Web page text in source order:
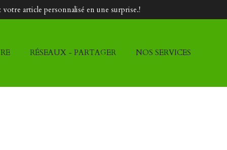
article personnalisé en une surprise.!
RÉSEAUX - PARTAGER NOS SERVICES